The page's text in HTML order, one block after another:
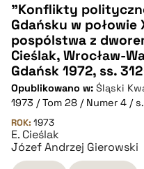
CZYSTY TEKST
pobierz cytat
BIBTEX
pobierz cytat
"Konflikty
Gdańsku w połowie
pospólstwa z
Cieślak, Wrocław-
Gdańsk 1972, ss.
Opublikowano w: Śląski
1973 / Tom 28 / Numer 4 /
ROK: 1973
E. Cieślak
Józef Andrzej Gierowski